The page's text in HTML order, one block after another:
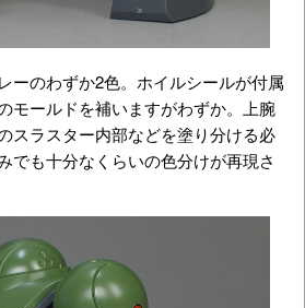
ーのわずか2色。ホイルシールが付属
モールドを補いますがわずか。上腕
スラスター内部などを塗り分ける必
でも十分なくらいの色分けが再現さ